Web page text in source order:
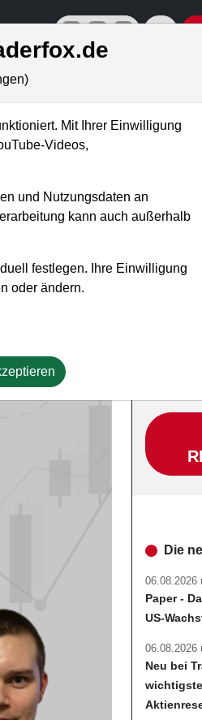
offizielle Social Media-
Aktien-
Die
06.08.2026
Paper -
US-
06.08.2026
Neu bei
Mit Ihrer Einwilligung
Videos,
und Nutzungsdaten an
kann auch außerhalb
festlegen. Ihre Einwilligung
oder ändern.